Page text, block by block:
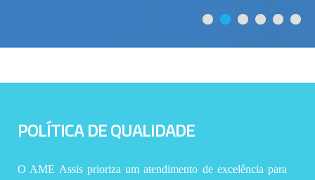
POLÍTICA DE QUALIDADE
O AME Assis prioriza um atendimento de excelência para